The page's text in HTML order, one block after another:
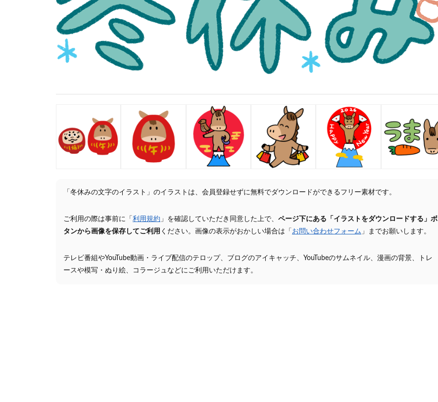
「冬休みの文字のイラスト」のイラストは、会員登録せずに無料でダウンロードができるフリー素材です。
ご利用の際は事前に「 利用規約 」を確認していただき同意した上で、 ページ下にある「イラストをダウンロードする」ボ
タンから画像を保存してご利用 ください。画像の表示がおかしい場合は「 お問い合わせフォーム 」までお願いします。
テレビ番組やYouTube動画・ライブ配信のテロップ、ブログのアイキャッチ、YouTubeのサムネイル、漫画の背景、トレ
ースや模写・ぬり絵、コラージュなどにご利用いただけます。